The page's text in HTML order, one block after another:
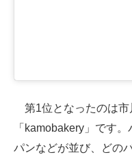
第1位となったのは市
「kamobakery」です
パンなどが並び、どの